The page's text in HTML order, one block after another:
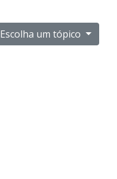
Escolha um tópico